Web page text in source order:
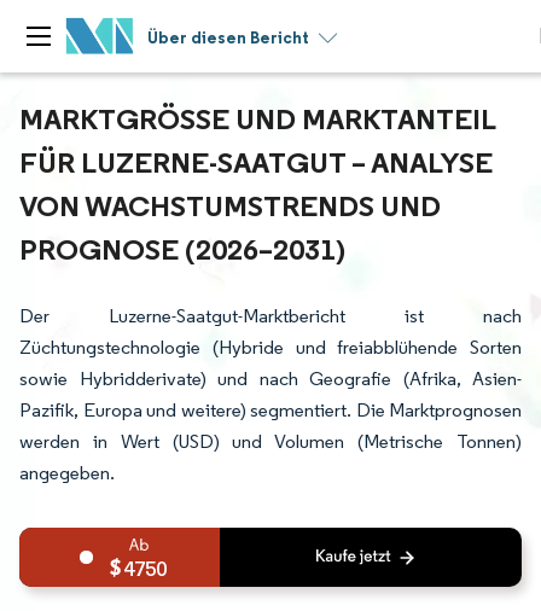
Über diesen Bericht
MARKTGRÖSSE UND MARKTANTEIL F
ÜR LUZERNE-SAATGUT – ANALYSE V
ON WACHSTUMSTRENDS UND P
ROGNOSE (2026–2031)
Der Luzerne-Saatgut-Marktbericht ist nach
Züchtungstechnologie (Hybride und freiabblühende Sorten
sowie Hybridderivate) und nach Geografie (Afrika, Asien-
Pazifik, Europa und weitere) segmentiert. Die Marktprognosen
werden in Wert (USD) und Volumen (Metrische Tonnen)
angegeben.
4750